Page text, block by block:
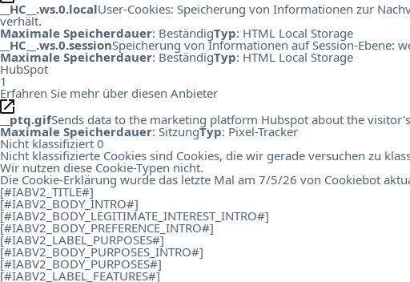
__HC__.ws.0.localUser-Cookies: Speicherung von Informationen zur
verhält.
Maximale Speicherdauer: BeständigTyp: HTML Local Storage
__HC__.ws.0.sessionSpeicherung von Informationen auf Session-Ebene:
Maximale Speicherdauer: BeständigTyp: HTML Local Storage
HubSpot
1
Erfahren Sie mehr über diesen Anbieter
__ptq.gifSends data to the marketing platform Hubspot about the
Maximale Speicherdauer: SitzungTyp: Pixel-Tracker
Nicht klassifiziert 0
Nicht klassifizierte Cookies sind Cookies, die wir gerade versuchen zu
Wir nutzen diese Cookie-Typen nicht.
Die Cookie-Erklärung wurde das letzte Mal am 7/5/26 von Cookiebot
[#IABV2_TITLE#]
[#IABV2_BODY_INTRO#]
[#IABV2_BODY_LEGITIMATE_INTEREST_INTRO#]
[#IABV2_BODY_PREFERENCE_INTRO#]
[#IABV2_LABEL_PURPOSES#]
[#IABV2_BODY_PURPOSES_INTRO#]
[#IABV2_BODY_PURPOSES#]
[#IABV2_LABEL_FEATURES#]